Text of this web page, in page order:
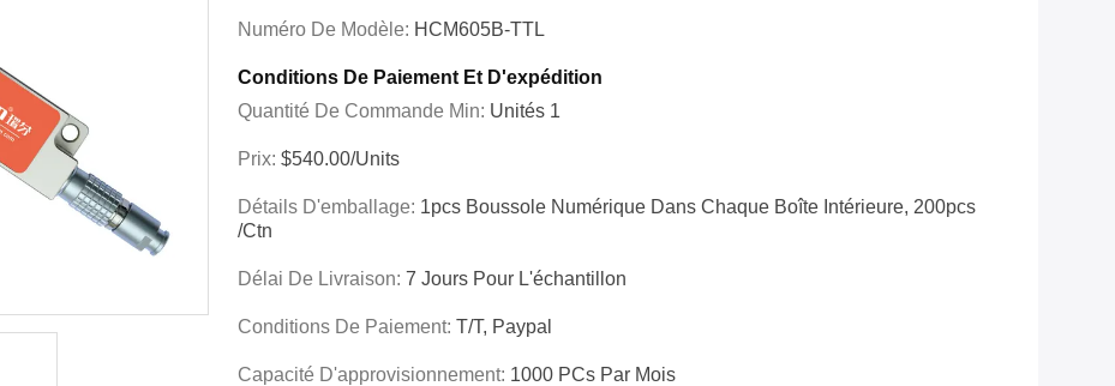
Numéro De Modèle: HCM605B-TTL
Conditions De Paiement Et D'expédition
Quantité De Commande Min: Unités 1
Prix: $540.00/Units
Détails D'emballage: 1pcs Boussole Numérique Dans Chaque Boîte Intérieure, 200pcs
/ctn
Délai De Livraison: 7 Jours Pour L'échantillon
Conditions De Paiement: T/T, Paypal
Capacité D'approvisionnement: 1000 PCs Par Mois